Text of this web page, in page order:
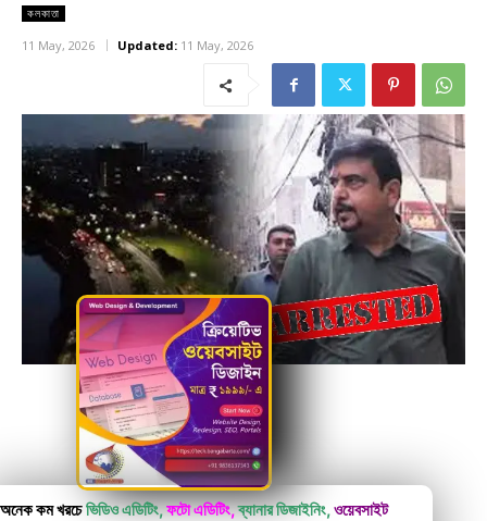
কলকাতা
11 May, 2026 Updated: 11 May, 2026
অনেক কম খরচে ভিডিও এডিটিং,ফটো এডিটিং,ব্যানার ডিজাইনিং,ওয়েবসাইট